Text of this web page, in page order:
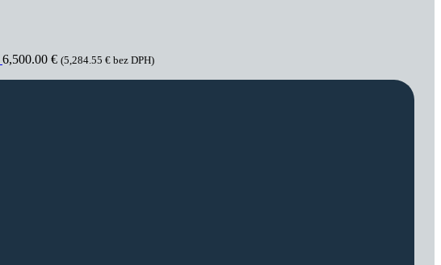
6,500.00 € (5,284.55 € bez DPH)